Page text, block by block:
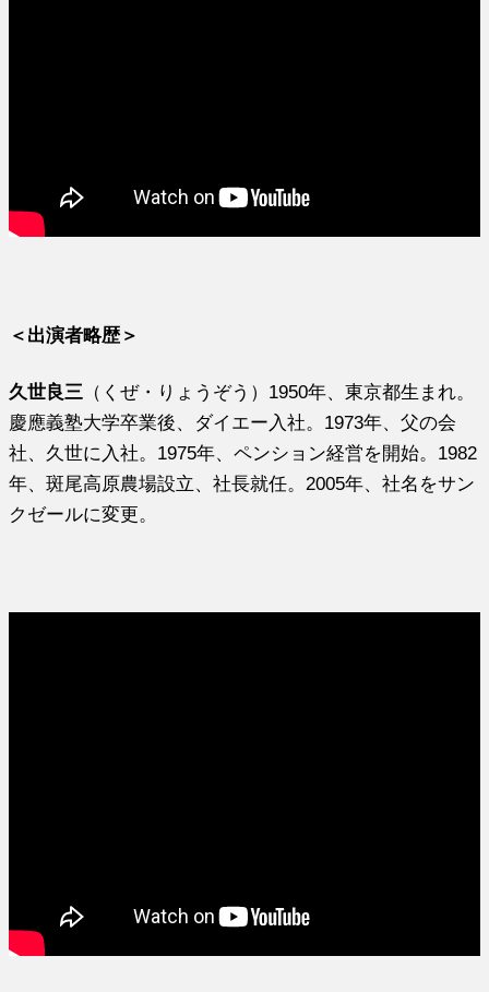
＜出演者略歴＞
久世良三 （くぜ・りょうぞう）1950年、東京都生まれ。
慶應義塾大学卒業後、ダイエー入社。1973年、父の会
社、久世に入社。1975年、ペンション経営を開始。1982
年、斑尾高原農場設立、社長就任。2005年、社名をサン
クゼールに変更。